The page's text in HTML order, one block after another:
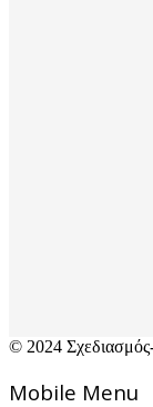
© 2024
Mοbile Menu